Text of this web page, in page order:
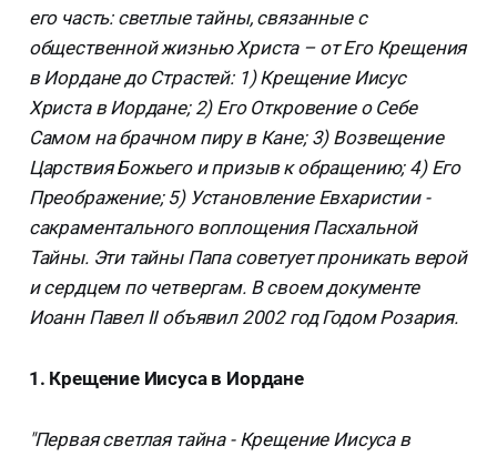
его часть: светлые тайны, связанные с
общественной жизнью Христа – от Его Крещения
в Иордане до Страстей: 1) Крещение Иисус
Христа в Иордане; 2) Его Откровение о Себе
Самом на брачном пиру в Кане; 3) Возвещение
Царствия Божьего и призыв к обращению; 4) Его
Преображение; 5) Установление Евхаристии -
сакраментального воплощения Пасхальной
Тайны. Эти тайны Папа советует проникать верой
и сердцем по четвергам. В своем документе
Иоанн Павел II объявил 2002 год Годом Розария.
1. Крещение Иисуса в Иордане
"Первая светлая тайна - Крещение Иисуса в